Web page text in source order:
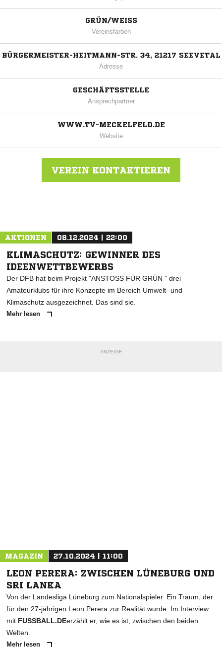
GRÜN/WEISS
Vereinsfarben
BÜRGERMEISTER-HEITMANN-STR. 34, 21217 SEEVETAL
Adresse
GESCHÄFTSSTELLE
Ansprechpartner
WWW.TV-MECKELFELD.DE
Website
VEREIN KONTAKTIEREN
AKTIONEN 08.12.2024 | 22:00
KLIMASCHUTZ: GEWINNER DES
IDEENWETTBEWERBS
Der DFB hat beim Projekt "ANSTOSS FÜR GRÜN " drei
Amateurklubs für ihre Konzepte im Bereich Umwelt- und
Klimaschutz ausgezeichnet. Das sind sie.
Mehr lesen
ANZEIGE
MAGAZIN 27.10.2024 | 11:00
LEON PERERA: ZWISCHEN LÜNEBURG UND
SRI LANKA
Von der Landesliga Lüneburg zum Nationalspieler. Ein Traum, der
für den 27-jährigen Leon Perera zur Realität wurde. Im Interview
mit FUSSBALL.DEerzählt er, wie es ist, zwischen den beiden
Welten.
Mehr lesen